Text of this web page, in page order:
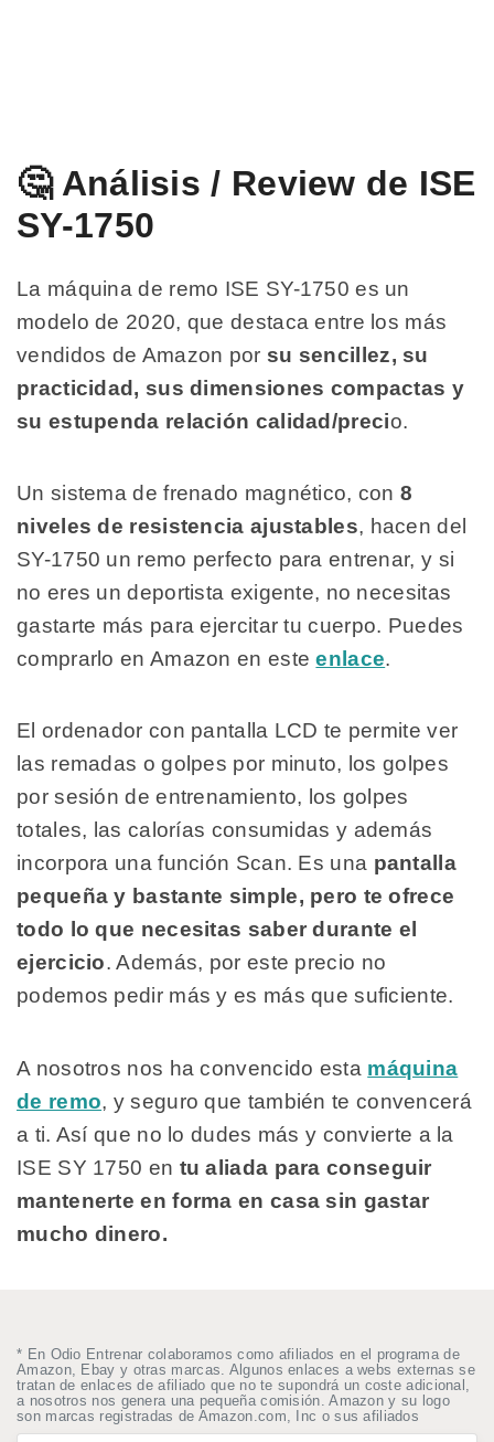
🤔 Análisis / Review de ISE
SY-1750
La máquina de remo ISE SY-1750 es un
modelo de 2020, que destaca entre los más
vendidos de Amazon por su sencillez, su
practicidad, sus dimensiones compactas y
su estupenda relación calidad/precio.
Un sistema de frenado magnético, con8
niveles de resistencia ajustables, hacen del
SY-1750 un remo perfecto para entrenar, y si
no eres un deportista exigente, no necesitas
gastarte más para ejercitar tu cuerpo. Puedes
comprarlo en Amazon en esteenlace.
El ordenador con pantalla LCD te permite ver
las remadas o golpes por minuto, los golpes
por sesión de entrenamiento, los golpes
totales, las calorías consumidas y además
incorpora una función Scan. Es una pantalla
pequeña y bastante simple, pero te ofrece
todo lo que necesitas saber durante el
ejercicio. Además, por este precio no
podemos pedir más y es más que suficiente.
A nosotros nos ha convencido esta máquina
de remo, y seguro que también te convencerá
a ti. Así que no lo dudes más y convierte a la
ISE SY 1750 en tu aliada para conseguir
mantenerte en forma en casa sin gastar
mucho dinero.
* En Odio Entrenar colaboramos como afiliados en el programa de
Amazon, Ebay y otras marcas. Algunos enlaces a webs externas se
tratan de enlaces de afiliado que no te supondrá un coste adicional,
a nosotros nos genera una pequeña comisión. Amazon y su logo
son marcas registradas de Amazon.com, Inc o sus afiliados